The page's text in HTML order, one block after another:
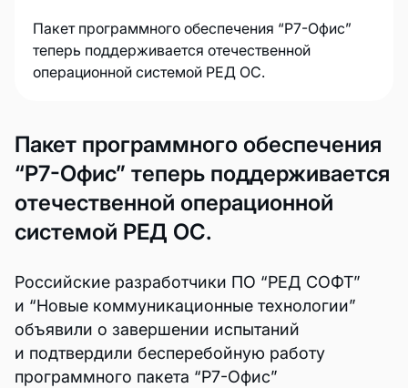
Пакет программного обеспечения “Р7-Офис”
теперь поддерживается отечественной
операционной системой РЕД ОС.
Пакет программного обеспечения
“Р7-Офис” теперь поддерживается
отечественной операционной
системой РЕД ОС.
Российские разработчики ПО “РЕД СОФТ”
и “Новые коммуникационные технологии”
объявили о завершении испытаний
и подтвердили бесперебойную работу
программного пакета “Р7-Офис”